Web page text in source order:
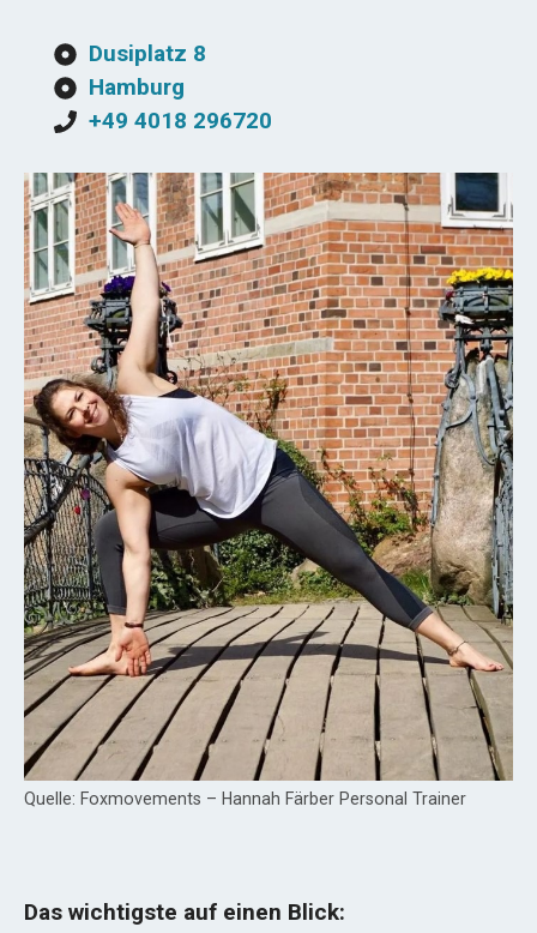
Dusiplatz 8
Hamburg
+49 4018 296720
Quelle: Foxmovements – Hannah Färber Personal Trainer
Das wichtigste auf einen Blick: